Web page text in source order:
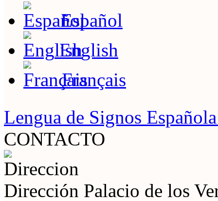
Español
English
Français
Lengua de Signos
CONTACTO
Dirección Palacio de los